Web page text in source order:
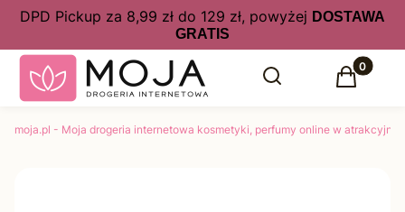
DPD Pickup za 8,99 zł do 129 zł, powyżej DOSTAWA
GRATIS
Otwórz wyszukiwarkę
Szukaj Produkty
Koszyk
moja.pl - Moja drogeria internetowa kosmetyki, perfumy online w